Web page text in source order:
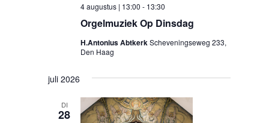
Orgelmuziek Op Dinsdag
4 augustus | 13:00 - 13:30
H.Antonius AbtkerkScheveningseweg 233,
Den Haag
juli 2026
DI
28